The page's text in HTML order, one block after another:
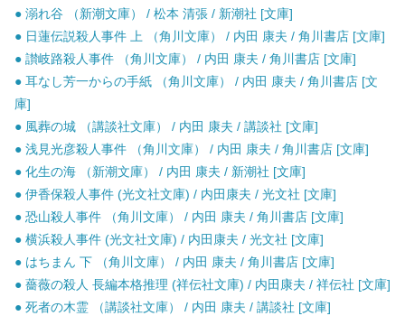
● 溺れ谷 （新潮文庫） / 松本 清張 / 新潮社 [文庫]
● 日蓮伝説殺人事件 上 （角川文庫） / 内田 康夫 / 角川書店 [文庫]
● 讃岐路殺人事件 （角川文庫） / 内田 康夫 / 角川書店 [文庫]
● 耳なし芳一からの手紙 （角川文庫） / 内田 康夫 / 角川書店 [文
庫]
● 風葬の城 （講談社文庫） / 内田 康夫 / 講談社 [文庫]
● 浅見光彦殺人事件 （角川文庫） / 内田 康夫 / 角川書店 [文庫]
● 化生の海 （新潮文庫） / 内田 康夫 / 新潮社 [文庫]
● 伊香保殺人事件 (光文社文庫) / 内田康夫 / 光文社 [文庫]
● 恐山殺人事件 （角川文庫） / 内田 康夫 / 角川書店 [文庫]
● 横浜殺人事件 (光文社文庫) / 内田康夫 / 光文社 [文庫]
● はちまん 下 （角川文庫） / 内田 康夫 / 角川書店 [文庫]
● 薔薇の殺人 長編本格推理 (祥伝社文庫) / 内田康夫 / 祥伝社 [文庫]
● 死者の木霊 （講談社文庫） / 内田 康夫 / 講談社 [文庫]